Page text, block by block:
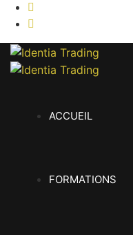
ACCUEIL
FORMATIONS